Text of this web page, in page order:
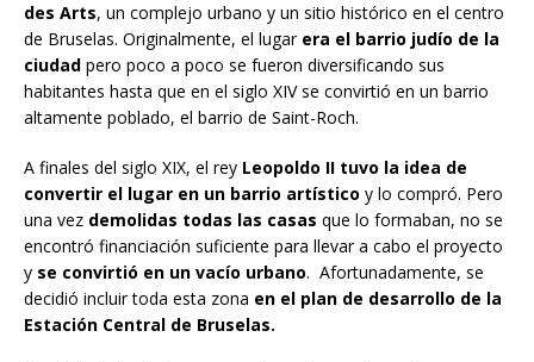
des Arts, un complejo urbano y un sitio histórico en el centro
de Bruselas. Originalmente, el lugar era el barrio judío de la
ciudad pero poco a poco se fueron diversificando sus
habitantes hasta que en el siglo XIV se convirtió en un barrio
altamente poblado, el barrio de Saint-Roch.
A finales del siglo XIX, el rey Leopoldo II tuvo la idea de
convertir el lugar en un barrio artístico y lo compró. Pero
una vez demolidas todas las casas que lo formaban, no se
encontró financiación suficiente para llevar a cabo el proyecto
y se convirtió en un vacío urbano. Afortunadamente, se
decidió incluir toda esta zona en el plan de desarrollo de la
Estación Central de Bruselas.